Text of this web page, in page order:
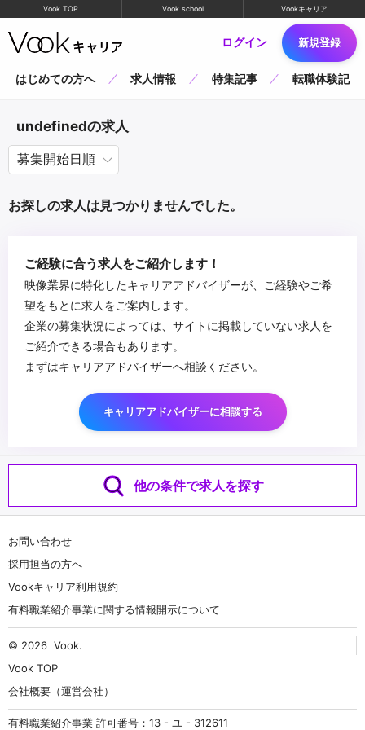
Vook TOP Vook school Vookキャリア
ログイン 新規登録
はじめての方へ 求人情報 特集記事 転職体験記
undefinedの求人
お探しの求人は見つかりませんでした。
ご経験に合う求人をご紹介します！
映像業界に特化したキャリアアドバイザーが、ご経験やご希
望をもとに求人をご案内します。
企業の募集状況によっては、サイトに掲載していない求人を
ご紹介できる場合もあります。
まずはキャリアアドバイザーへ相談ください。
キャリアアドバイザーに相談する
他の条件で求人を探す
お問い合わせ
採用担当の方へ
Vookキャリア利用規約
有料職業紹介事業に関する情報開示について
© 2026 Vook.
Vook TOP
会社概要（運営会社）
有料職業紹介事業 許可番号：13 - ユ - 312611